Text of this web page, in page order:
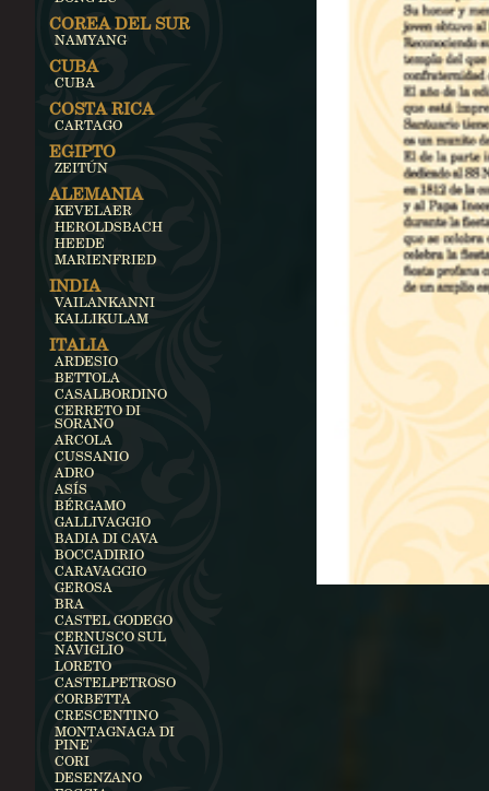
COREA DEL SUR
NAMYANG
CUBA
CUBA
COSTA RICA
CARTAGO
EGIPTO
ZEITÚN
ALEMANIA
KEVELAER
HEROLDSBACH
HEEDE
MARIENFRIED
INDIA
VAILANKANNI
KALLIKULAM
ITALIA
ARDESIO
BETTOLA
CASALBORDINO
CERRETO DI
SORANO
ARCOLA
CUSSANIO
ADRO
ASÍS
BÉRGAMO
GALLIVAGGIO
BADIA DI CAVA
BOCCADIRIO
CARAVAGGIO
GEROSA
BRA
CASTEL GODEGO
CERNUSCO SUL
NAVIGLIO
LORETO
CASTELPETROSO
CORBETTA
CRESCENTINO
MONTAGNAGA DI
PINE'
CORI
DESENZANO